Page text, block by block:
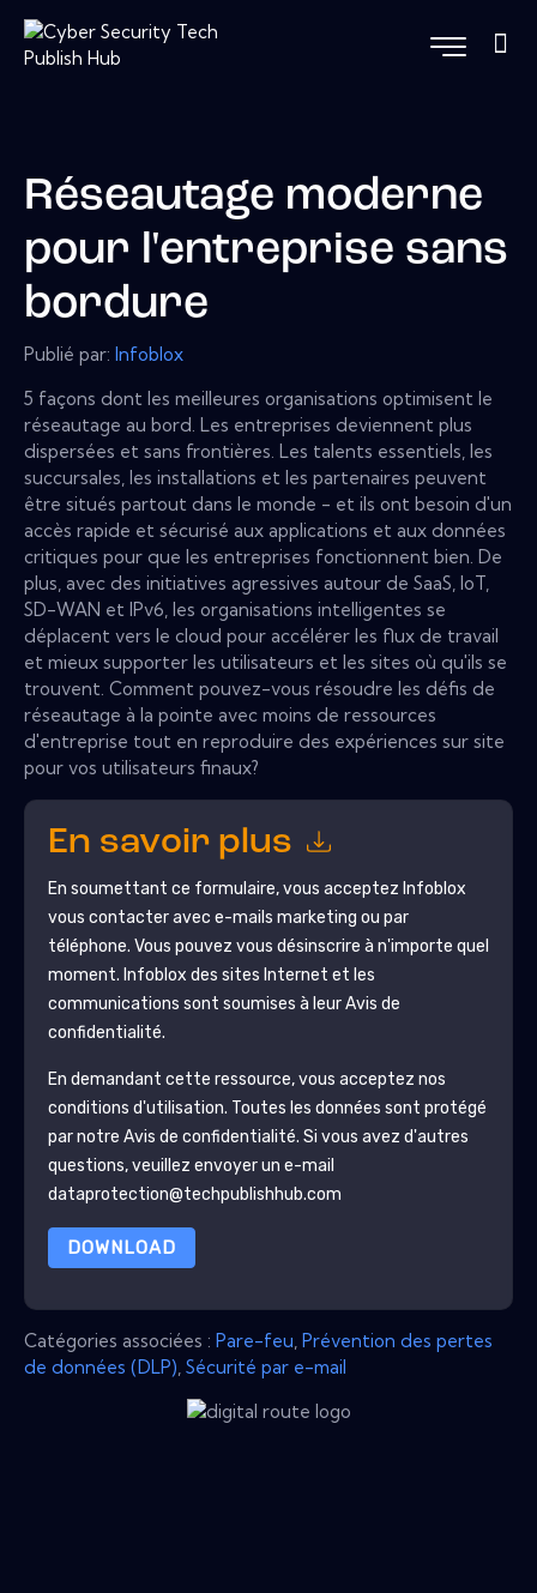
Réseautage moderne
pour l'entreprise sans
bordure
Publié par: Infoblox
5 façons dont les meilleures organisations optimisent le
réseautage au bord. Les entreprises deviennent plus
dispersées et sans frontières. Les talents essentiels, les
succursales, les installations et les partenaires peuvent
être situés partout dans le monde - et ils ont besoin d'un
accès rapide et sécurisé aux applications et aux données
critiques pour que les entreprises fonctionnent bien. De
plus, avec des initiatives agressives autour de SaaS, IoT,
SD-WAN et IPv6, les organisations intelligentes se
déplacent vers le cloud pour accélérer les flux de travail
et mieux supporter les utilisateurs et les sites où qu'ils se
trouvent. Comment pouvez-vous résoudre les défis de
réseautage à la pointe avec moins de ressources
d'entreprise tout en reproduire des expériences sur site
pour vos utilisateurs finaux?
En savoir plus
En soumettant ce formulaire, vous acceptez Infoblox
vous contacter avec e-mails marketing ou par
téléphone. Vous pouvez vous désinscrire à n'importe quel
moment. Infoblox des sites Internet et les
communications sont soumises à leur Avis de
confidentialité.
En demandant cette ressource, vous acceptez nos
conditions d'utilisation. Toutes les données sont protégé
par notre Avis de confidentialité. Si vous avez d'autres
questions, veuillez envoyer un e-mail
dataprotection@techpublishhub.com
DOWNLOAD
Catégories associées : Pare-feu Prévention des pertes
de données (DLP) Sécurité par e-mail